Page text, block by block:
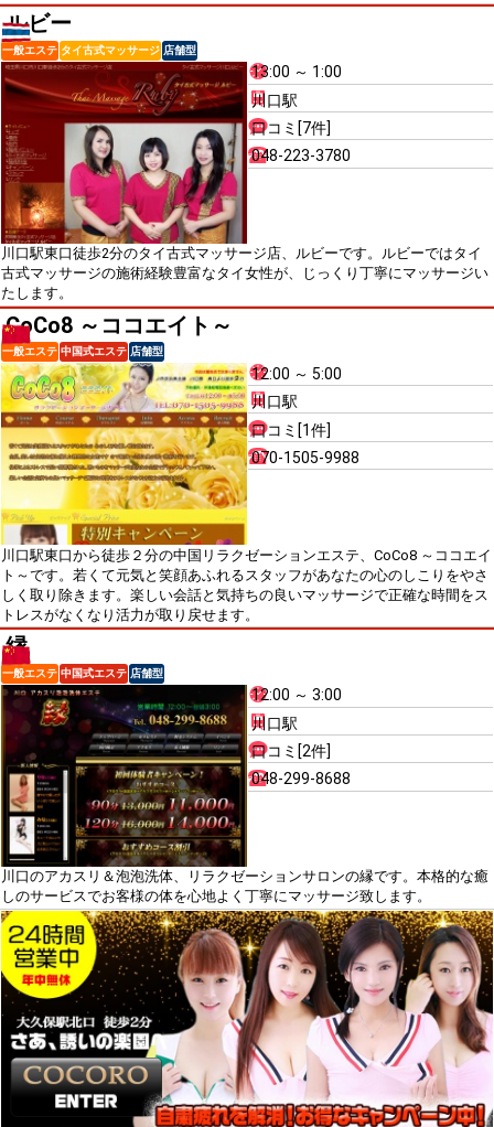
ルビー
一般エステ タイ古式マッサージ 店舗型
13:00 ～ 1:00
川口駅
口コミ[7件]
048-223-3780
川口駅東口徒歩2分のタイ古式マッサージ店、ルビーです。ルビーではタイ
古式マッサージの施術経験豊富なタイ女性が、じっくり丁寧にマッサージい
たします。
CoCo8 ～ココエイト～
一般エステ 中国式エステ 店舗型
12:00 ～ 5:00
川口駅
口コミ[1件]
070-1505-9988
川口駅東口から徒歩２分の中国リラクゼーションエステ、CoCo8 ～ココエイ
ト～です。若くて元気と笑顔あふれるスタッフがあなたの心のしこりをやさ
しく取り除きます。楽しい会話と気持ちの良いマッサージで正確な時間をス
トレスがなくなり活力が取り戻せます。
縁
一般エステ 中国式エステ 店舗型
12:00 ～ 3:00
川口駅
口コミ[2件]
048-299-8688
川口のアカスリ＆泡泡洗体、リラクゼーションサロンの縁です。本格的な癒
しのサービスでお客様の体を心地よく丁寧にマッサージ致します。